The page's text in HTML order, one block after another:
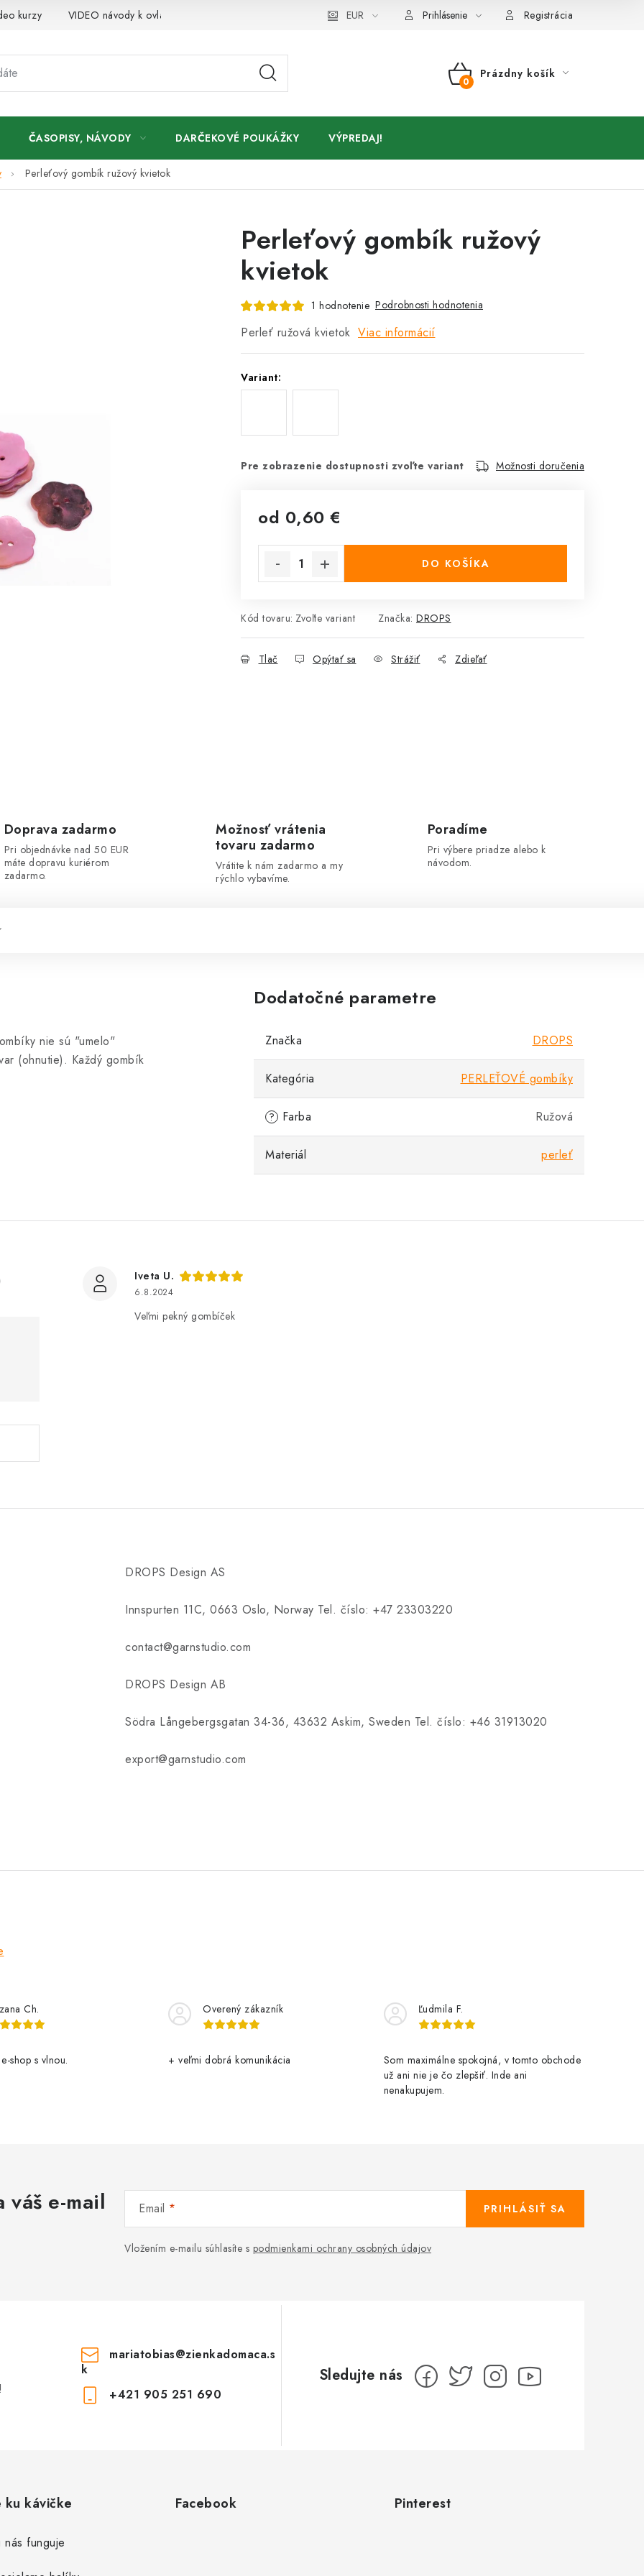
kurzy VIDEO návody k ovládaniu e-shopu KontaktyEUR Prihlásenie Registrácia
NÁKUPNÝ
Prázdny košík
ČASOPISY, NÁVODY DARČEKOVÉ POUKÁŽKY VÝPREDAJ!
Perleťový gombík ružový kvietok
Perleťový gombík ružový
kvietok
1 hodnotenie Podrobnosti hodnotenia
Perleť ružová kvietok Viac informácií
Variant:
Pre zobrazenie dostupnosti zvoľte variant Možnosti doručenia
od 0,60 €
DO KOŠÍKA
Kód tovaru: Zvoľte variant Značka: DROPS
Tlač Opýtať sa Strážiť Zdieľať
Doprava zadarmo
Pri objednávke nad 50 EUR
máte dopravu kuriérom
zadarmo.
Možnosť vrátenia
tovaru zadarmo
Vrátite k nám zadarmo a my
rýchlo vybavíme.
Poradíme
Pri výbere priadze alebo k
návodom.
nie sú "umelo"
(ohnutie). Každý gombík
Dodatočné parametre
Značka DROPS
Kategória PERLEŤOVÉ gombíky
? Farba Ružová
Materiál perleť
Iveta U.
6.8.2024
Veľmi pekný gombíček
DROPS Design AS
Innspurten 11C, 0663 Oslo, Norway Tel. číslo: +47 23303220
contact@garnstudio.com
DROPS Design AB
Södra Långebergsgatan 34-36, 43632 Askim, Sweden Tel. číslo: +46 31913020
export@garnstudio.com
Ch.
shop s vlnou.
Overený zákazník
+ veľmi dobrá komunikácia
Ľudmila F.
Som maximálne spokojná, v tomto obchode
už ani nie je čo zlepšiť. Inde ani
nenakupujem.
e-mail Email
Vložením e-mailu súhlasíte s podmienkami ochrany osobných údajov
PRIHLÁSIŤ SA
mariatobias@zienkadomaca.s
k
+421 905 251 690
ku kávičke
funguje
Facebook Pinterest